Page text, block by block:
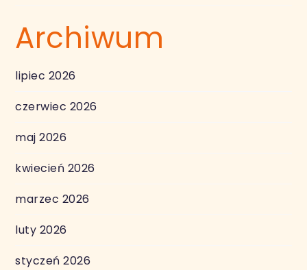
Archiwum
lipiec 2026
czerwiec 2026
maj 2026
kwiecień 2026
marzec 2026
luty 2026
styczeń 2026